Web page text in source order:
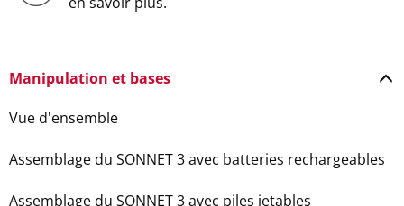
Manipulation et bases
Vue d'ensemble
Assemblage du SONNET 3 avec batteries rechargeables
Assemblage du SONNET 3 avec piles jetables